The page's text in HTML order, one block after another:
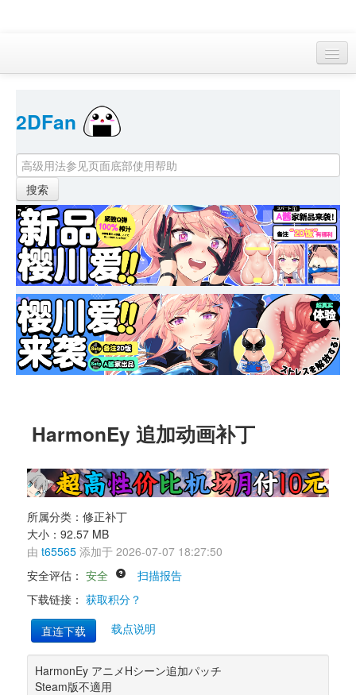
首页
找游戏
下资源
目录
本月新作
站内动态
小组
KF Online
2DFan
HarmonEy 追加动画补丁
所属分类：修正补丁
大小：92.57 MB
由 t65565 添加于 2026-07-07 18:27:50
安全评估： 安全
扫描报告
下载链接： 获取积分？
直连下载
载点说明
HarmonEy アニメHシーン追加パッチ
Steam版不適用